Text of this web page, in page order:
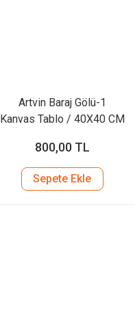
Artvin Baraj Gölü-1
Kanvas Tablo / 40X40 CM
800,00 TL
Sepete Ekle